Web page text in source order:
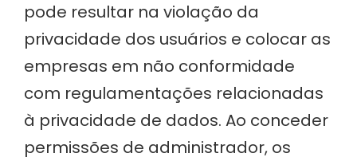
pode resultar na violação da
privacidade dos usuários e colocar as
empresas em não conformidade
com regulamentações relacionadas
à privacidade de dados. Ao conceder
permissões de administrador, os